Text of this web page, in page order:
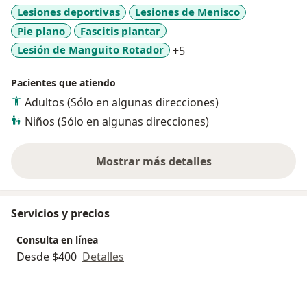
Lesiones deportivas
Lesiones de Menisco
Pie plano
Fascitis plantar
Lesión de Manguito Rotador
+5a11y_sr_more_diseases
Pacientes que atiendo
Adultos (Sólo en algunas direcciones)
Niños (Sólo en algunas direcciones)
Mostrar más detalles
sobre la experiencia
Servicios y precios
Consulta en línea
Desde $400 Detalles